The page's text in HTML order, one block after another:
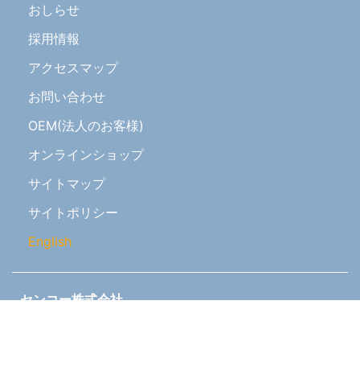
おしらせ
採用情報
アクセスマップ
お問い合わせ
OEM(法人のお客様)
オンラインショップ
サイトマップ
サイトポリシー
English
センコー株式会社